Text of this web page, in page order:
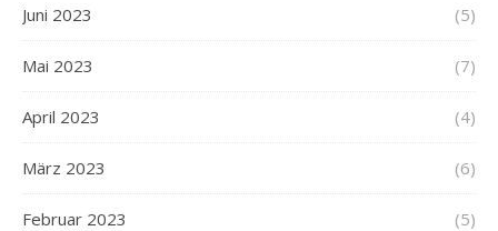
Juni 2023 (5)
Mai 2023 (7)
April 2023 (4)
März 2023 (6)
Februar 2023 (5)